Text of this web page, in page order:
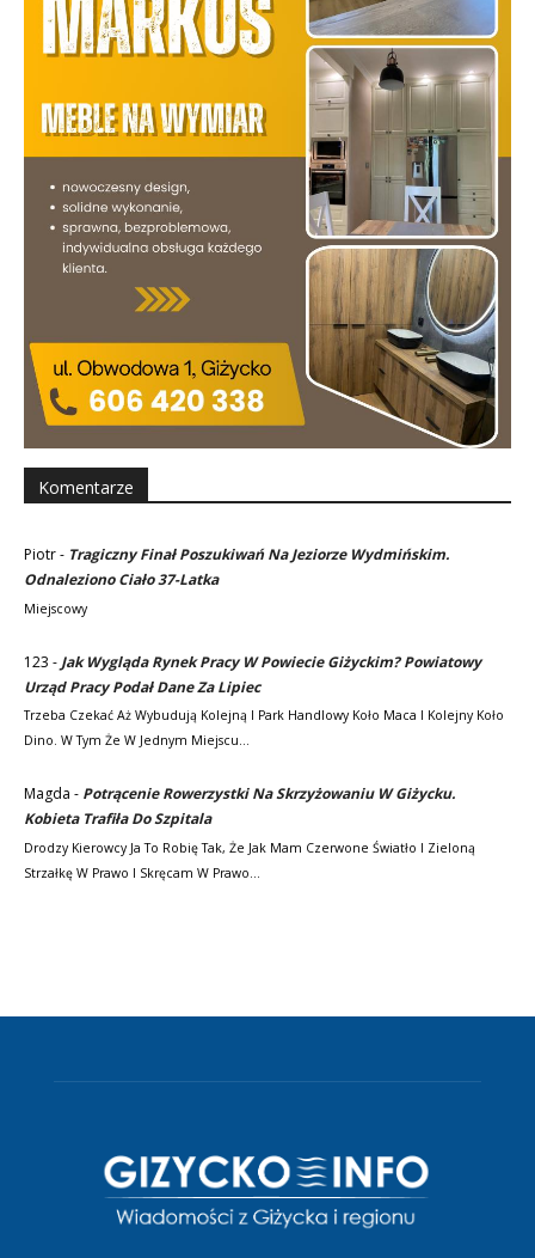
Komentarze
Piotr- Tragiczny Finał Poszukiwań Na Jeziorze Wydmińskim.
Odnaleziono Ciało 37-Latka
Miejscowy
123 - Jak Wygląda Rynek Pracy W Powiecie Giżyckim? Powiatowy
Urząd Pracy Podał Dane Za Lipiec
Trzeba Czekać Aż Wybudują Kolejną I Park Handlowy Koło Maca I Kolejny Koło
Dino. W Tym Że W Jednym Miejscu…
Magda - Potrącenie Rowerzystki Na Skrzyżowaniu W Giżycku.
Kobieta Trafiła Do Szpitala
Drodzy Kierowcy Ja To Robię Tak, Że Jak Mam Czerwone Światło I Zieloną
Strzałkę W Prawo I Skręcam W Prawo…